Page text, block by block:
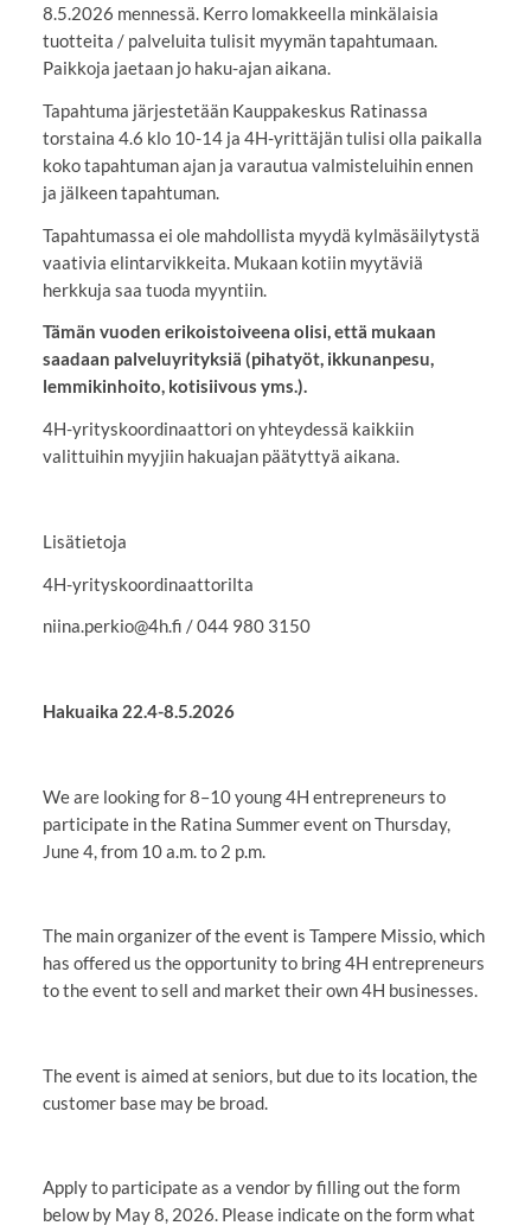
8.5.2026 mennessä. Kerro lomakkeella minkälaisia
tuotteita / palveluita tulisit myymän tapahtumaan.
Paikkoja jaetaan jo haku-ajan aikana.
Tapahtuma järjestetään Kauppakeskus Ratinassa
torstaina 4.6 klo 10-14 ja 4H-yrittäjän tulisi olla paikalla
koko tapahtuman ajan ja varautua valmisteluihin ennen
ja jälkeen tapahtuman.
Tapahtumassa ei ole mahdollista myydä kylmäsäilytystä
vaativia elintarvikkeita. Mukaan kotiin myytäviä
herkkuja saa tuoda myyntiin.
Tämän vuoden erikoistoiveena olisi, että mukaan
saadaan palveluyrityksiä (pihatyöt, ikkunanpesu,
lemmikinhoito, kotisiivous yms.).
4H-yrityskoordinaattori on yhteydessä kaikkiin
valittuihin myyjiin hakuajan päätyttyä aikana.
Lisätietoja
4H-yrityskoordinaattorilta
niina.perkio@4h.fi / 044 980 3150
Hakuaika 22.4-8.5.2026
We are looking for 8–10 young 4H entrepreneurs to
participate in the Ratina Summer event on Thursday,
June 4, from 10 a.m. to 2 p.m.
The main organizer of the event is Tampere Missio, which
has offered us the opportunity to bring 4H entrepreneurs
to the event to sell and market their own 4H businesses.
The event is aimed at seniors, but due to its location, the
customer base may be broad.
Apply to participate as a vendor by filling out the form
below by May 8, 2026. Please indicate on the form what